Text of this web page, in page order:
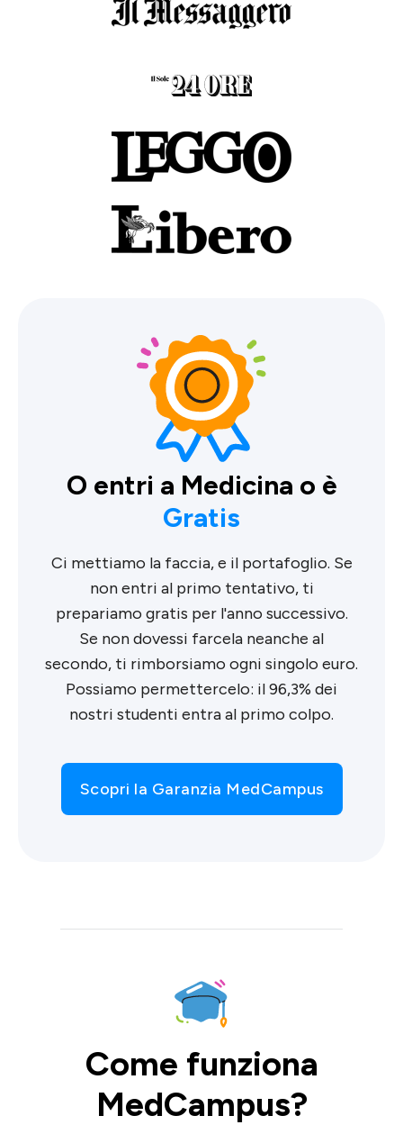
O entri a Medicina o è
Gratis
Ci mettiamo la faccia, e il portafoglio. Se
non entri al primo tentativo, ti
prepariamo gratis per l'anno successivo.
Se non dovessi farcela neanche al
secondo, ti rimborsiamo ogni singolo euro.
Possiamo permettercelo: il 96,3% dei
nostri studenti entra al primo colpo.
Scopri la Garanzia MedCampus
Come funziona
MedCampus?